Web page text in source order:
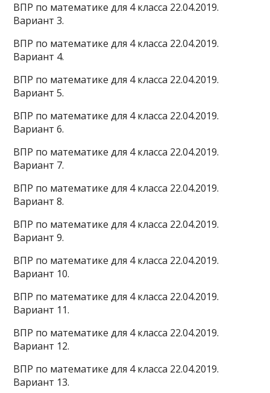
ВПР по математике для 4 класса 22.04.2019.
Вариант 3.
ВПР по математике для 4 класса 22.04.2019.
Вариант 4.
ВПР по математике для 4 класса 22.04.2019.
Вариант 5.
ВПР по математике для 4 класса 22.04.2019.
Вариант 6.
ВПР по математике для 4 класса 22.04.2019.
Вариант 7.
ВПР по математике для 4 класса 22.04.2019.
Вариант 8.
ВПР по математике для 4 класса 22.04.2019.
Вариант 9.
ВПР по математике для 4 класса 22.04.2019.
Вариант 10.
ВПР по математике для 4 класса 22.04.2019.
Вариант 11.
ВПР по математике для 4 класса 22.04.2019.
Вариант 12.
ВПР по математике для 4 класса 22.04.2019.
Вариант 13.